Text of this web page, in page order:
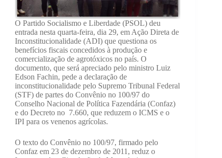
O Partido Socialismo e Liberdade (PSOL) deu
entrada nesta quarta-feira, dia 29, em Ação Direta de
Inconstitucionalidade (ADI) que questiona os
benefícios fiscais concedidos à produção e
comercialização de agrotóxicos no país. O
documento, que será apreciado pelo ministro Luiz
Edson Fachin, pede a declaração de
inconstitucionalidade pelo Supremo Tribunal Federal
(STF) de partes do Convênio no 100/97 do
Conselho Nacional de Política Fazendária (Confaz)
e do Decreto no 7.660, que reduzem o ICMS e o
IPI para os venenos agrícolas.
O texto do Convênio no 100/97, firmado pelo
Confaz em 23 de dezembro de 2011, reduz o